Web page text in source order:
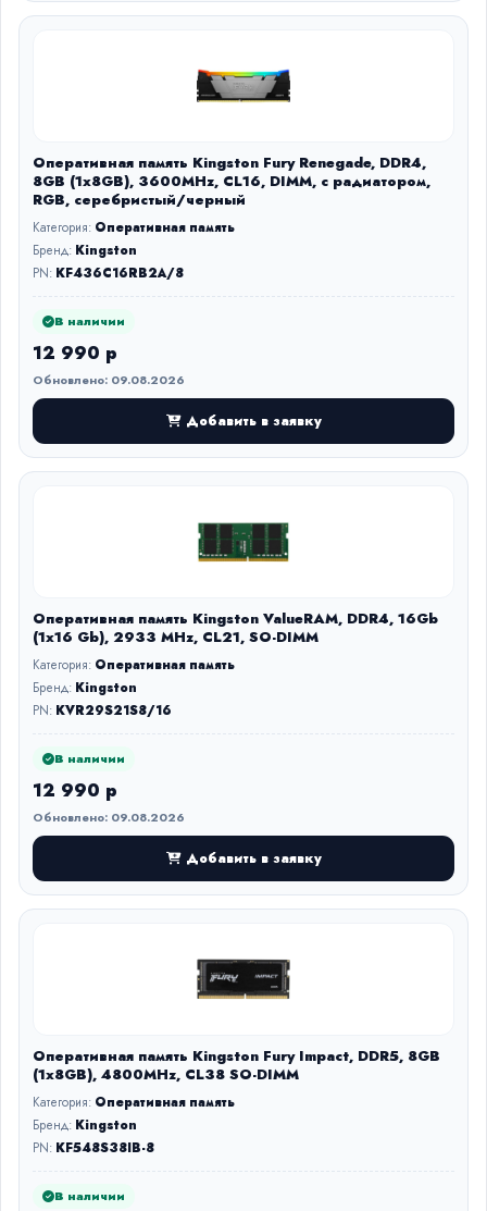
Оперативная память Kingston Fury Renegade, DDR4,
8GB (1x8GB), 3600MHz, CL16, DIMM, с радиатором,
RGB, серебристый/черный
Категория: Оперативная память
Бренд: Kingston
PN: KF436C16RB2A/8
В наличии
12 990 р
Обновлено: 09.08.2026
Добавить в заявку
Оперативная память Kingston ValueRAM, DDR4, 16Gb
(1x16 Gb), 2933 MHz, CL21, SO-DIMM
Категория: Оперативная память
Бренд: Kingston
PN: KVR29S21S8/16
В наличии
12 990 р
Обновлено: 09.08.2026
Добавить в заявку
Оперативная память Kingston Fury Impact, DDR5, 8GB
(1x8GB), 4800MHz, CL38 SO-DIMM
Категория: Оперативная память
Бренд: Kingston
PN: KF548S38IB-8
В наличии